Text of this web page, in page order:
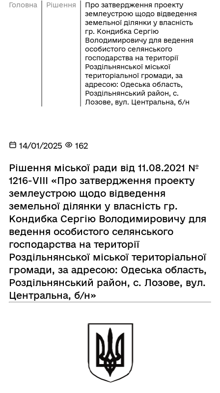
Головна Рішення
Про затвердження проекту
землеустрою щодо відведення
земельної ділянки у власність
гр. Кондибка Сергію
Володимировичу для ведення
особистого селянського
господарства на території
Роздільнянської міської
територіальної громади, за
адресою: Одеська область,
Роздільнянський район, с.
Лозове, вул. Центральна, б/н
14/01/2025 162
Рішення міської ради від 11.08.2021 №
1216-VIII «Про затвердження проекту
землеустрою щодо відведення
земельної ділянки у власність гр.
Кондибка Сергію Володимировичу для
ведення особистого селянського
господарства на території
Роздільнянської міської територіальної
громади, за адресою: Одеська область,
Роздільнянський район, с. Лозове, вул.
Центральна, б/н»